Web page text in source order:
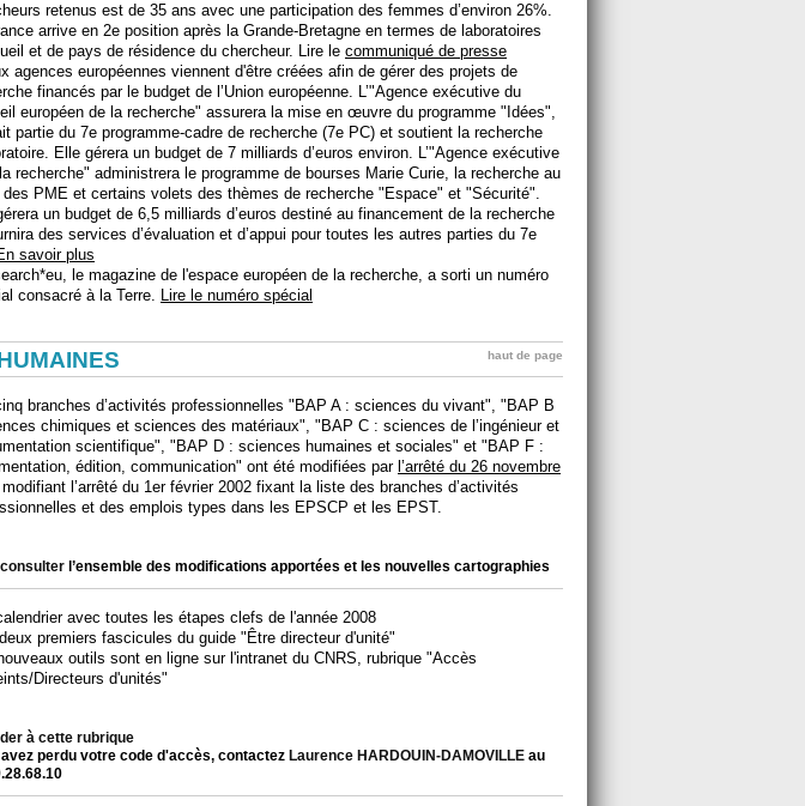
retenus est de 35 ans avec une participation des femmes d’environ 26%.
arrive en 2e position après la Grande-Bretagne en termes de laboratoires
et de pays de résidence du chercheur. Lire le communiqué de presse
agences européennes viennent d'être créées afin de gérer des projets de
financés par le budget de l’Union européenne. L’"Agence exécutive du
européen de la recherche" assurera la mise en œuvre du programme "Idées",
partie du 7e programme-cadre de recherche (7e PC) et soutient la recherche
Elle gérera un budget de 7 milliards d’euros environ. L’"Agence exécutive
recherche" administrera le programme de bourses Marie Curie, la recherche au
des PME et certains volets des thèmes de recherche "Espace" et "Sécurité".
un budget de 6,5 milliards d’euros destiné au financement de la recherche
des services d’évaluation et d’appui pour toutes les autres parties du 7e
savoir plus
le magazine de l'espace européen de la recherche, a sorti un numéro
consacré à la Terre. Lire le numéro spécial
haut de page
branches d’activités professionnelles "BAP A : sciences du vivant", "BAP B
chimiques et sciences des matériaux", "BAP C : sciences de l’ingénieur et
scientifique", "BAP D : sciences humaines et sociales" et "BAP F :
édition, communication" ont été modifiées par l’arrêté du 26 novembre
modifiant l’arrêté du 1er février 2002 fixant la liste des branches d’activités
et des emplois types dans les EPSCP et les EPST.
consulter l’ensemble des modifications apportées et les nouvelles cartographies
avec toutes les étapes clefs de l'année 2008
premiers fascicules du guide "Être directeur d'unité"
outils sont en ligne sur l'intranet du CNRS, rubrique "Accès
Directeurs d'unités"
à cette rubrique
avez perdu votre code d'accès, contactez Laurence HARDOUIN-DAMOVILLE au